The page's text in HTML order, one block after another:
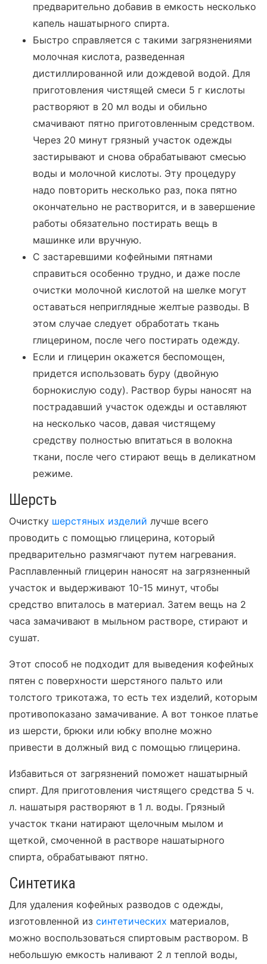
предварительно добавив в емкость несколько
капель нашатырного спирта.
Быстро справляется с такими загрязнениями
молочная кислота, разведенная
дистиллированной или дождевой водой. Для
приготовления чистящей смеси 5 г кислоты
растворяют в 20 мл воды и обильно
смачивают пятно приготовленным средством.
Через 20 минут грязный участок одежды
застирывают и снова обрабатывают смесью
воды и молочной кислоты. Эту процедуру
надо повторить несколько раз, пока пятно
окончательно не растворится, и в завершение
работы обязательно постирать вещь в
машинке или вручную.
С застаревшими кофейными пятнами
справиться особенно трудно, и даже после
очистки молочной кислотой на шелке могут
оставаться неприглядные желтые разводы. В
этом случае следует обработать ткань
глицерином, после чего постирать одежду.
Если и глицерин окажется беспомощен,
придется использовать буру (двойную
борнокислую соду). Раствор буры наносят на
пострадавший участок одежды и оставляют
на несколько часов, давая чистящему
средству полностью впитаться в волокна
ткани, после чего стирают вещь в деликатном
режиме.
Шерсть
Очистку шерстяных изделий лучше всего
проводить с помощью глицерина, который
предварительно размягчают путем нагревания.
Расплавленный глицерин наносят на загрязненный
участок и выдерживают 10-15 минут, чтобы
средство впиталось в материал. Затем вещь на 2
часа замачивают в мыльном растворе, стирают и
сушат.
Этот способ не подходит для выведения кофейных
пятен с поверхности шерстяного пальто или
толстого трикотажа, то есть тех изделий, которым
противопоказано замачивание. А вот тонкое платье
из шерсти, брюки или юбку вполне можно
привести в должный вид с помощью глицерина.
Избавиться от загрязнений поможет нашатырный
спирт. Для приготовления чистящего средства 5 ч.
л. нашатыря растворяют в 1 л. воды. Грязный
участок ткани натирают щелочным мылом и
щеткой, смоченной в растворе нашатырного
спирта, обрабатывают пятно.
Синтетика
Для удаления кофейных разводов с одежды,
изготовленной из синтетических материалов,
можно воспользоваться спиртовым раствором. В
небольшую емкость наливают 2 л теплой воды,